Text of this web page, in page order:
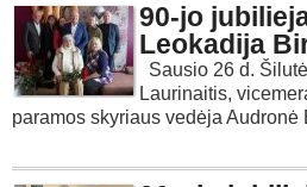
90-jo
Leokadija
Sausio 26 d.
Laurinaitis,
paramos skyriaus vedėja Audronė